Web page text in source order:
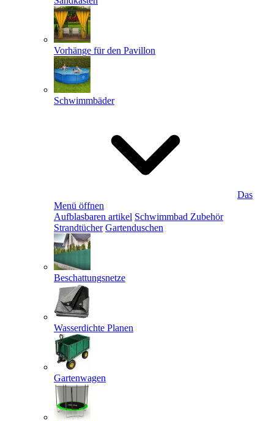
Vorhänge für den Pavillon
Schwimmbäder
Das
Menü öffnen
Aufblasbaren artikel Schwimmbad Zubehör
Strandtücher Gartenduschen
Beschattungsnetze
Wasserdichte Planen
Gartenwagen